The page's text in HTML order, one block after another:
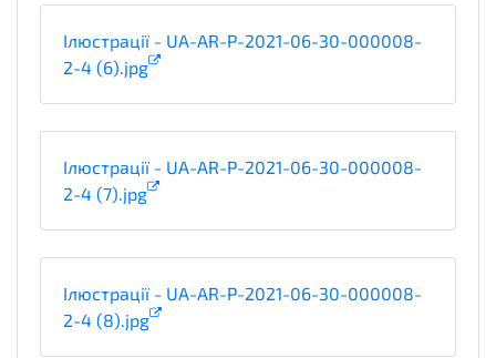
Ілюстрації - UA-AR-P-2021-06-30-000008-
2-4 (6).jpg
Ілюстрації - UA-AR-P-2021-06-30-000008-
2-4 (7).jpg
Ілюстрації - UA-AR-P-2021-06-30-000008-
2-4 (8).jpg